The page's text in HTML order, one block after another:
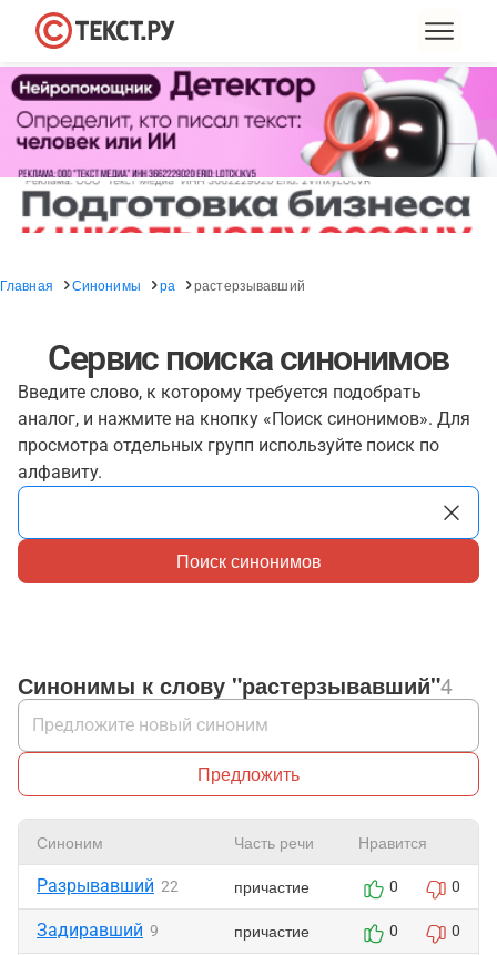
Главная Синонимы ра растерзывавший
Сервис поиска синонимов
Введите слово, к которому требуется подобрать
аналог, и нажмите на кнопку «Поиск синонимов». Для
просмотра отдельных групп используйте поиск по
алфавиту.
Поиск синонимов
Синонимы к слову "растерзывавший"4
Предложить
Синоним Часть речи Нравится
Разрывавший 22 причастие 0 0
Задиравший 9 причастие 0 0